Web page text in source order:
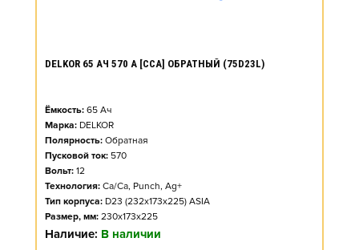
DELKOR 65 АЧ 570 А [CCA] ОБРАТНЫЙ (75D23L)
Ёмкость: 65 Ач
Марка: DELKOR
Полярность: Обратная
Пусковой ток: 570
Вольт: 12
Технология: Ca/Ca, Punch, Ag+
Тип корпуса: D23 (232x173x225) ASIA
Размер, мм: 230x173x225
Наличие: В наличии